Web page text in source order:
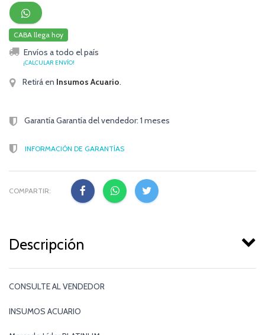
CABA llega hoy
Envíos a todo el país
¡CALCULAR ENVÍO!
Retirá en Insumos Acuario.
Garantía Garantía del vendedor: 1 meses
INFORMACIÓN DE GARANTÍAS
COMPARTIR:
Descripción
CONSULTE AL VENDEDOR
INSUMOS ACUARIO